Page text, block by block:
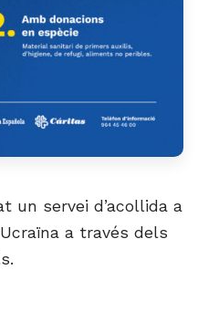
un servei d’acollida a
a través dels